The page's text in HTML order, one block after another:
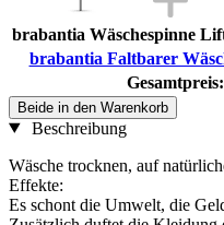
brabantia Wäschespinne
brabantia Faltbarer
Gesamtpreis:
Beide in den Warenkorb
Beschreibung
Wäsche trocknen, auf
Effekte:
Es schont die Umwelt, die